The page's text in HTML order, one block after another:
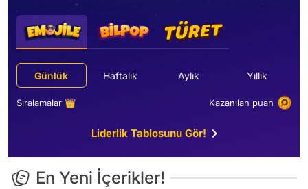
Günlük Haftalık Aylık Yıllık
Sıralamalar 👑 Kazanılan puan
Liderlik Tablosunu Gör!
En Yeni İçerikler!